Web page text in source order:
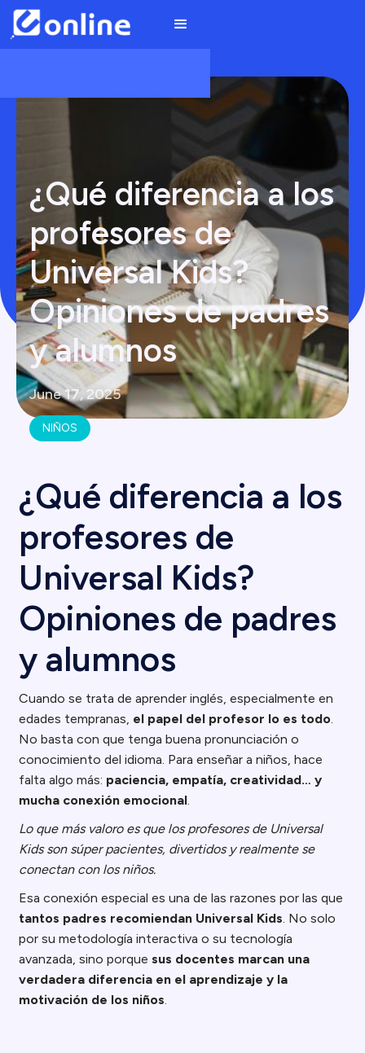
¿Qué diferencia a los
profesores de
Universal Kids?
Opiniones de padres
y alumnos
June 17, 2025
NIÑOS
¿Qué diferencia a los
profesores de
Universal Kids?
Opiniones de padres
y alumnos
Cuando se trata de aprender inglés, especialmente en
edades tempranas, el papel del profesor lo es todo.
No basta con que tenga buena pronunciación o
conocimiento del idioma. Para enseñar a niños, hace
falta algo más: paciencia, empatía, creatividad… y
mucha conexión emocional.
Lo que más valoro es que los profesores de Universal
Kids son súper pacientes, divertidos y realmente se
conectan con los niños.
Esa conexión especial es una de las razones por las que
tantos padres recomiendan Universal Kids. No solo
por su metodología interactiva o su tecnología
avanzada, sino porquesus docentes marcan una
verdadera diferencia en el aprendizaje y la
motivación de los niños.